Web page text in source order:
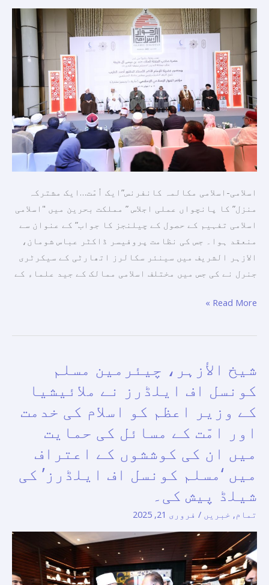
اسلامی-اسلامی مکالمہ کانفرنس”ایک اُمّت…ایک مشترکہ
منزل” کا پانچواں عملی اجلاس ” مملکت بحرین میں "اسلامی
اسلامی تفہیم کے حصول کے چیلنجز کا جواب” کے عنوان سے
منعقد ہوا۔ جس کی نظامت پروفیسر ڈاکٹر عباس شومان،
الازہر الشریف میں سینئر سکالرز اتھارٹی کے سیکرٹری
جنرل نے کی جس میں مختلف اسلامی ممالک کے جید علماء کے
اُمّت
کے
تمام
اجزاء
کے
درمیان
افہام
تفہیم
کو
بڑھانے
کی
اہمیت
پر
زور
Read More »
شیخ الأزہر، چیئرمین مسلم
کونسل اف ایلڈرز نے ملائیشیا
کے وزیر اعظم کو اسلام کی خدمت
اور امّت کے مسائل کی حمایت
میں ان کی کوششوں کے اعتراف
میں ‘مسلم کونسل اف ایلڈرز’ کی
شیلڈ پیش کی۔
تمام, خبریں / فروری 21, 2025
الأزہر،
چیئرمین
مسلم
کونسل
ایلڈرز
نے
ملائیشیا
کے
اعظم
کو
اسلام